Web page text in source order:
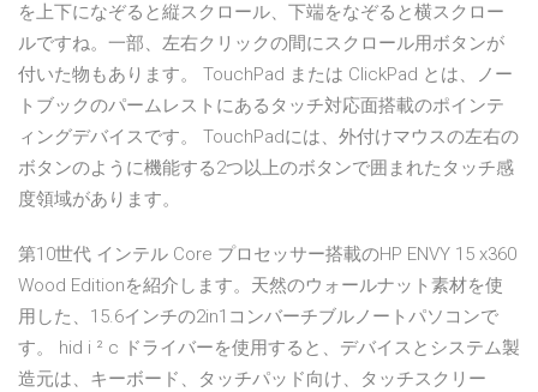
を上下になぞると縦スクロール、下端をなぞると横スクロー
ルですね。一部、左右クリックの間にスクロール用ボタンが
付いた物もあります。 TouchPad または ClickPad とは、ノー
トブックのパームレストにあるタッチ対応面搭載のポインテ
ィングデバイスです。 TouchPadには、外付けマウスの左右の
ボタンのように機能する2つ以上のボタンで囲まれたタッチ感
度領域があります。
第10世代 インテル Core プロセッサー搭載のHP ENVY 15 x360
Wood Editionを紹介します。天然のウォールナット素材を使
用した、15.6インチの2in1コンバーチブルノートパソコンで
す。 hid i ² c ドライバーを使用すると、デバイスとシステム製
造元は、キーボード、タッチパッド向け、タッチスクリー